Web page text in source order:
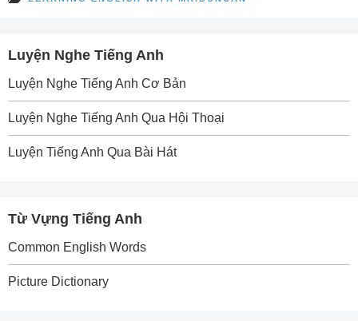
Luyện Nghe Tiếng Anh
Luyện Nghe Tiếng Anh Cơ Bản
Luyện Nghe Tiếng Anh Qua Hội Thoại
Luyện Tiếng Anh Qua Bài Hát
Từ Vựng Tiếng Anh
Common English Words
Picture Dictionary